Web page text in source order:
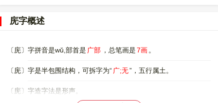
庑字概述
〔庑〕字拼音是wǔ,部首是 广部 ，总笔画是7画 。
〔庑〕字是半包围结构，可拆字为“ 广;无”，五行属土。
〔庑〕字造字法是形声。